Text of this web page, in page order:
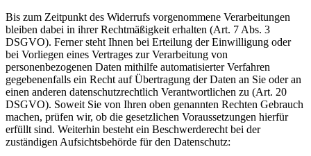
Bis zum Zeitpunkt des Widerrufs vorgenommene Verarbeitungen
bleiben dabei in ihrer Rechtmäßigkeit erhalten (Art. 7 Abs. 3
DSGVO). Ferner steht Ihnen bei Erteilung der Einwilligung oder
bei Vorliegen eines Vertrages zur Verarbeitung von
personenbezogenen Daten mithilfe automatisierter Verfahren
gegebenenfalls ein Recht auf Übertragung der Daten an Sie oder an
einen anderen datenschutzrechtlich Verantwortlichen zu (Art. 20
DSGVO). Soweit Sie von Ihren oben genannten Rechten Gebrauch
machen, prüfen wir, ob die gesetzlichen Voraussetzungen hierfür
erfüllt sind. Weiterhin besteht ein Beschwerderecht bei der
zuständigen Aufsichtsbehörde für den Datenschutz: